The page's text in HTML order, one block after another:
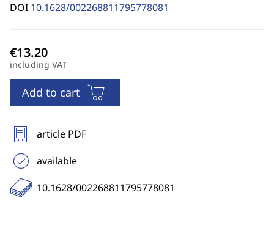
DOI 10.1628/002268811795778081
including VAT
Add to cart
article PDF
available
10.1628/002268811795778081